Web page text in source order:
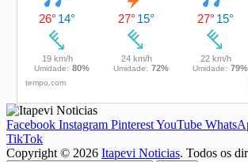
Facebook Instagram PinterestYouTube
TikTok
Copyright © 2026 Itapevi Noticias. Todos os